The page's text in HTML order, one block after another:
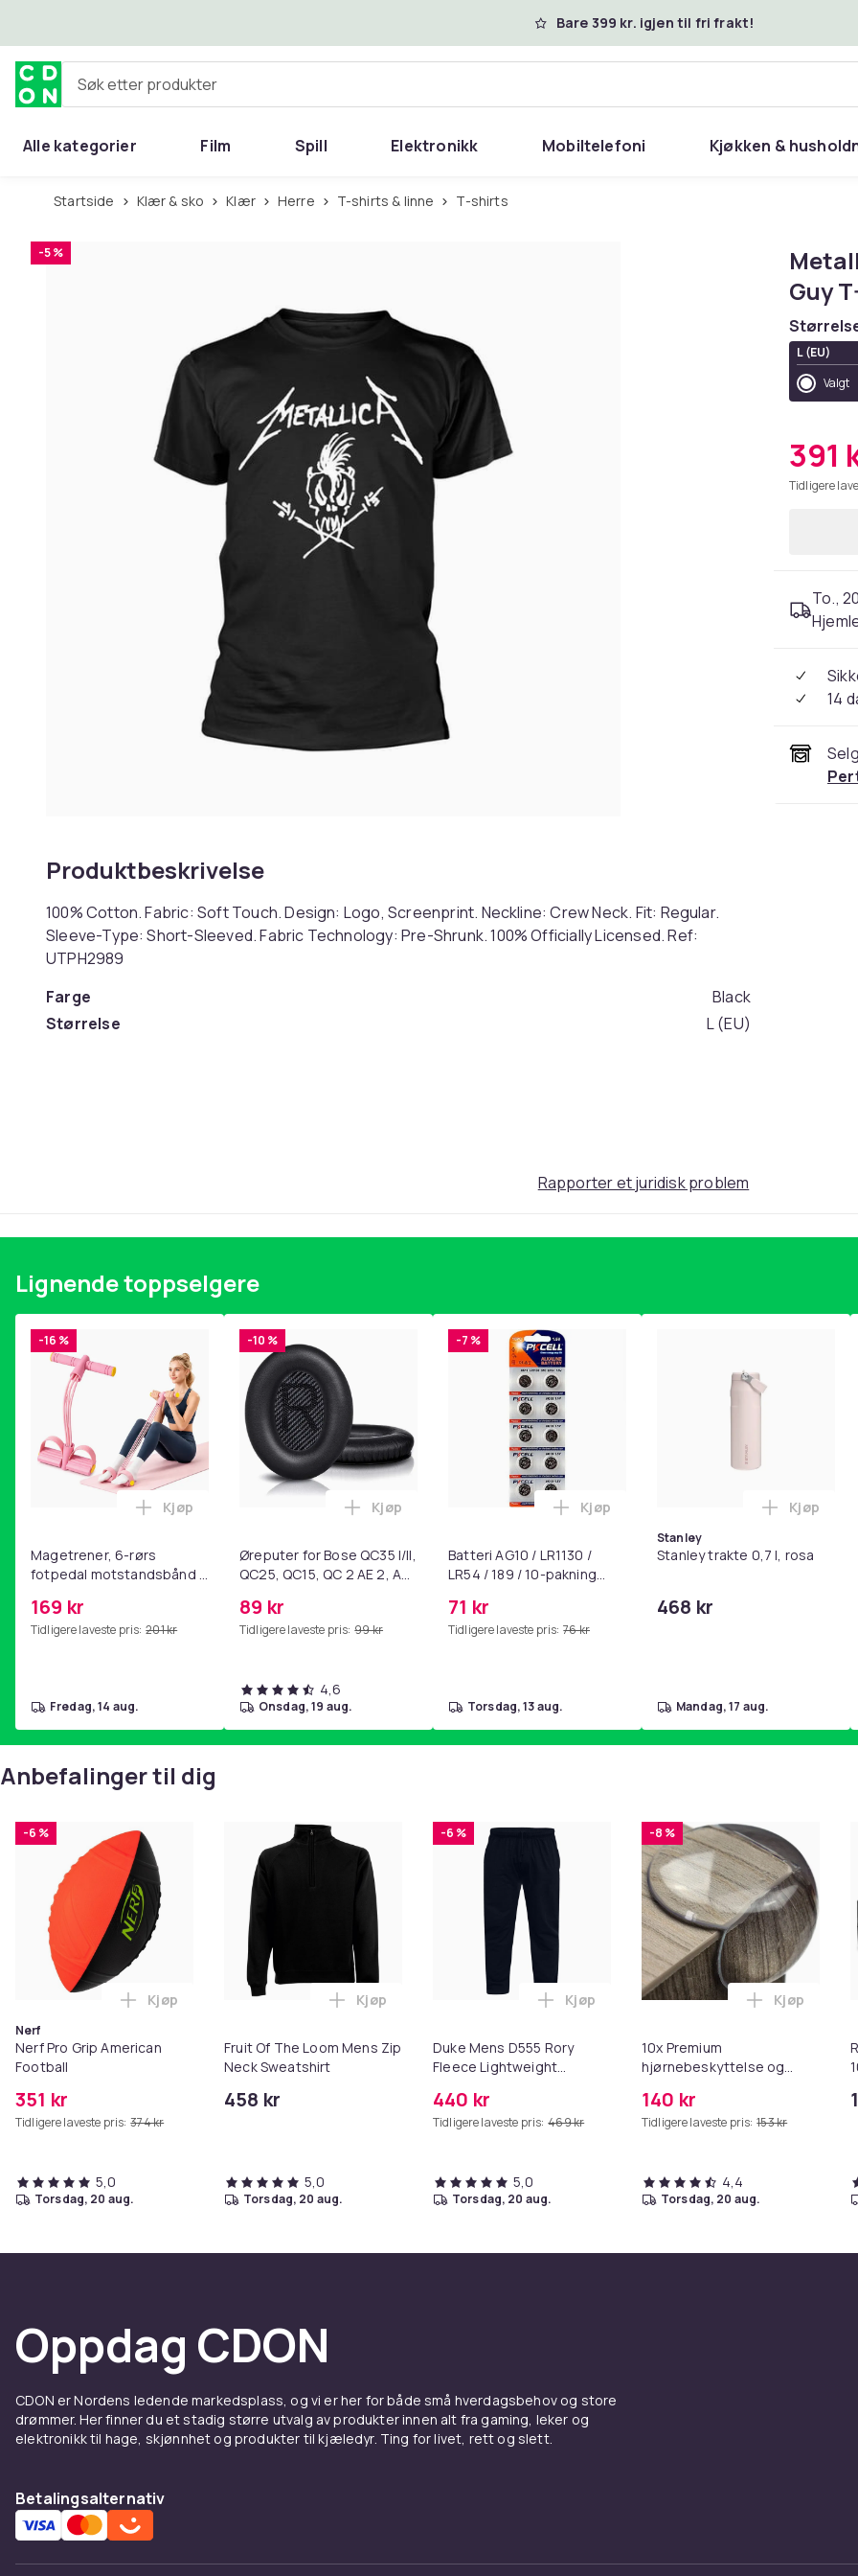
Bare 399 kr. igjen til fri frakt!
Søk etter produkter
Alle kategorier Film Spill Elektronikk Mobiltelefoni Kjøkken &
Startside Klær & sko Klær Herre T-shirts & linne T-shirts
-5 %
Produktbeskrivelse
100% Cotton. Fabric: Soft Touch. Design: Logo, Screenprint. Neckline: Crew Neck. Fit: Regular.
Sleeve-Type: Short-Sleeved. Fabric Technology: Pre-Shrunk. 100% Officially Licensed. Ref:
UTPH2989
Farge
Black
Størrelse
L (EU)
Guy
L (EU)
Valgt
391
Tidligere
To.,
14
Rapporter et juridisk problem
Lignende toppselgere
-16 %
Magetrener, 6-rørs
fotpedal motstandsbånd -
yoga og
hjemmegymnastikk Pink
169 kr
Tidligere laveste pris: 201 kr
Legg Magetrener, 6-rørs fotpedal motstandsbånd - mage- og kjernetrening, yoga og
Kjøp
fredag, 14 aug.
-10 %
Øreputer for Bose QC35 I/II,
QC25, QC15, QC 2 AE 2, AE
SoundLink Black
89 kr
Tidligere laveste pris: 99 kr
Legg Øreputer for Bose QC35 I/II, QC25, QC15, QC 2 AE 2, AE 2i, AE 2w,
Kjøp
4,6
onsdag, 19 aug.
-7 %
Batteri AG10 / LR1130 /
LR54 / 189 / 10-pakning
71 kr
Tidligere laveste pris: 76 kr
Legg Batteri AG10 / LR1130 / LR54 / 189
Kjøp
torsdag, 13 aug.
Stanley
Stanley trakte 0,7 l, rosa
468 kr
Legg
Kjøp
mandag, 17 aug.
Anbefalinger til dig
-6 %
Nerf
Nerf Pro Grip American
Football
351 kr
Tidligere laveste pris: 374 kr
Legg Nerf Pro Grip American Football i handlekurven
Kjøp
5,0
torsdag, 20 aug.
Fruit Of The Loom Mens Zip
Neck Sweatshirt
458 kr
Legg Fruit Of The Loom Mens Zip Neck Sweatshirt i handlekurven
Kjøp
5,0
torsdag, 20 aug.
-6 %
Duke Mens D555 Rory
Fleece Lightweight
440 kr
Tidligere laveste pris: 469 kr
Legg Duke Mens D555 Rory Fleece
Kjøp
5,0
torsdag, 20 aug.
-8 %
10x Premium
hjørnebeskyttelse og
140 kr
Tidligere laveste pris: 153 kr
Legg 10x
Kjøp
4,4
torsdag, 20 aug.
Oppdag CDON
CDON er Nordens ledende markedsplass, og vi er her for både små hverdagsbehov og store
drømmer. Her finner du et stadig større utvalg av produkter innen alt fra gaming, leker og
elektronikk til hage, skjønnhet og produkter til kjæledyr. Ting for livet, rett og slett.
Betalingsalternativ